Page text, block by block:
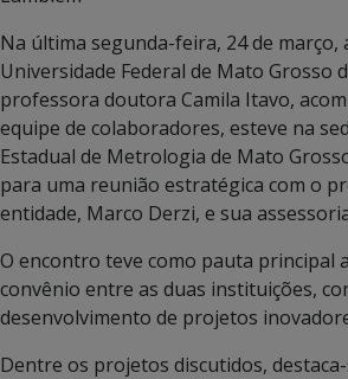
Na última segunda-feira, 24 de março,
Universidade Federal de Mato Grosso
professora doutora Camila Itavo,
equipe de colaboradores, esteve na
Estadual de Metrologia de Mato
para uma reunião estratégica com o
entidade, Marco Derzi, e sua
O encontro teve como pauta principal
convênio entre as duas instituições,
desenvolvimento de projetos
Dentre os projetos discutidos,